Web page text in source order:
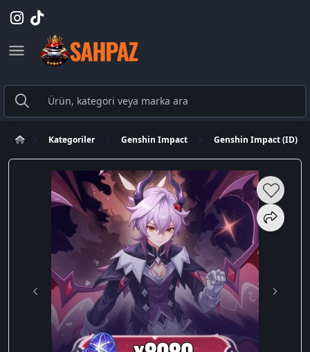
Kategoriler Genshin Impact Genshin Impact (ID)